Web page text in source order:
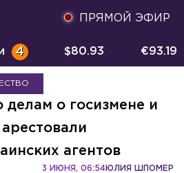
ПРЯМОЙ ЭФИР
4 $80.93 €93.19
делам о госизмене и
агентов
ЮЛИЯ ШПОМЕР
3 ИЮНЯ, 06:54